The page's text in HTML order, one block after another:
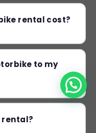
rental cost?
to my
rental?